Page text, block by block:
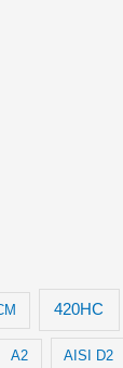
420HC
A2 AISI D2